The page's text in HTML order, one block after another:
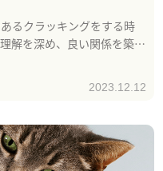
るクラッキングをする時
解を深め、良い関係を築く
2023.12.12